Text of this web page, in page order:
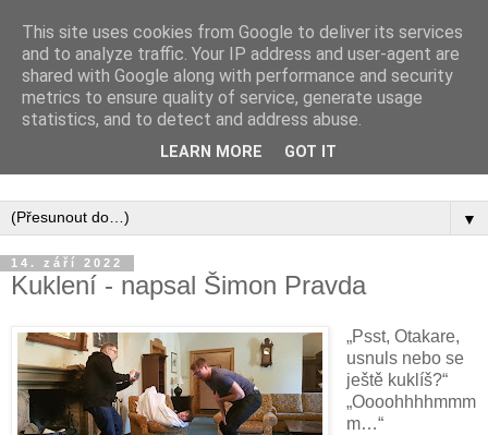
Inspirujte se tím, co píší posluchači kurzů a co se na nich
▼
14. září 2022
Kuklení - napsal Šimon Pravda
„Psst, Otakare,
usnuls nebo se
ještě kuklíš?“
„Oooohhhhmmm
m…“
This site uses cookies from Google to deliver its services
and to analyze traffic. Your IP address and user-agent are
shared with Google along with performance and security
metrics to ensure quality of service, generate usage
statistics, and to detect and address abuse.
LEARN MORE GOT IT